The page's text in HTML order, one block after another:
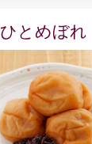
ひとめぼれ